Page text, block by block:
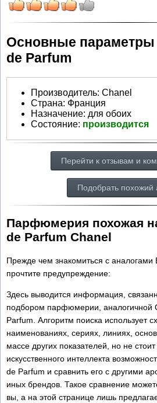
Основные параметры
de Parfum
Производитель: Chanel
Страна: Франция
Назначение: для обоих
Состояние: производится
Перейти к отзывам и
Подобрать похожий
Парфюмерия похожая
de Parfum Chanel
Прежде чем знакомиться с аналогами
прочтите предупреждение:
Здесь выводится информация,
подбором парфюмерии, аналогичной
Parfum. Алгоритм поиска использует
наименованиях, сериях, линиях,
массе других показателей, но не
искусственного интеллекта
de Parfum и сравнить его с другими
иных брендов. Такое сравнение
вы, а на этой странице лишь